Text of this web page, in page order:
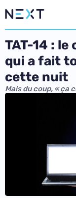
TAT-14 :
qui a fait
cette nuit
Mais du coup, « ça